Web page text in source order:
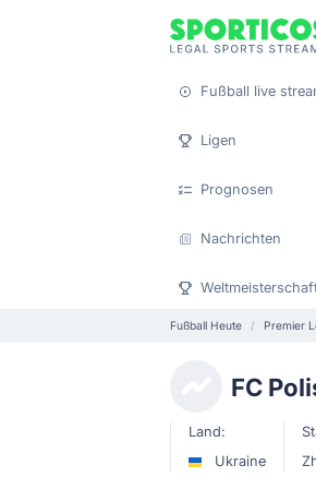
Fußball live
Ligen
Prognosen
Nachrichten
Fußball Heute Premier
FC
Land:
Ukraine